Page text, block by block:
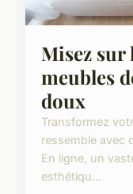
Misez sur
meubles
doux
Transformez
ressemble avec
En ligne, un
esthétiqu...